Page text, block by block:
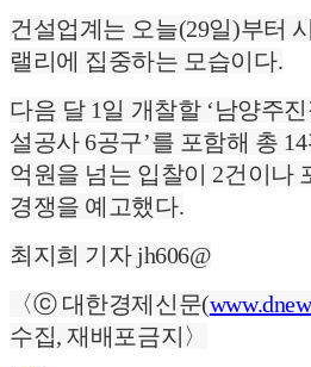
건설업계는 오늘(29일)부터
랠리에 집중하는 모습이다.
다음 달 1일 개찰할 ‘남양주
설공사 6공구’를 포함해 총
억원을 넘는 입찰이 2건이나
경쟁을 예고했다.
최지희 기자 jh606@
〈ⓒ 대한경제신문(
수집, 재배포금지〉